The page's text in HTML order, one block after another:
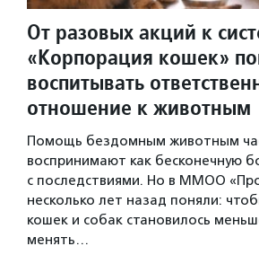
От разовых акций к
«Корпорация кошек»
воспитывать
отношение к животным
Помощь бездомным животным
воспринимают как бесконечную
с последствиями. Но в ММОО
несколько лет назад поняли:
кошек и собак становилось
менять…